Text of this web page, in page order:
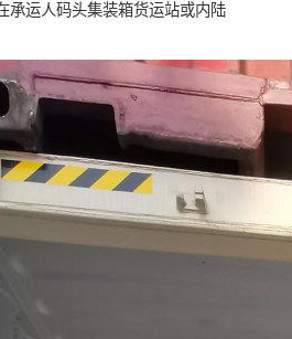
承运人码头集装箱货运站或内陆